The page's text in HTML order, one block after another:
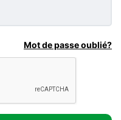
Mot de passe oublié?